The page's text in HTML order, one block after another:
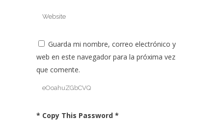
Guarda mi nombre, correo electrónico y
web en este navegador para la próxima vez
que comente.
* Copy This Password *